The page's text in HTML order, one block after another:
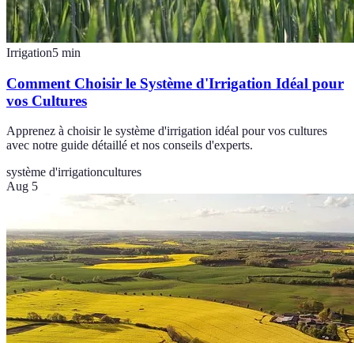
Irrigation5 min
Comment Choisir le Système d'Irrigation Idéal pour
vos Cultures
Apprenez à choisir le système d'irrigation idéal pour vos cultures
avec notre guide détaillé et nos conseils d'experts.
système d'irrigationcultures
Aug 5